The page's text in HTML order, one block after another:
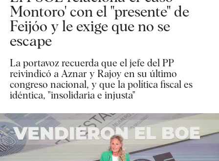
Montoro' con el "presente" de
Feijóo y le exige que no se
escape
La portavoz recuerda que el jefe del PP
reivindicó a Aznar y Rajoy en su último
congreso nacional, y que la política fiscal es
idéntica, "insolidaria e injusta"